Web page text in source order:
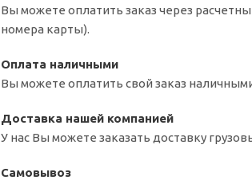
Вы можете оплатить заказ через
номера карты).
Оплата наличными
Вы можете оплатить свой заказ
Доставка нашей компанией
У нас Вы можете заказать доставку
Самовывоз